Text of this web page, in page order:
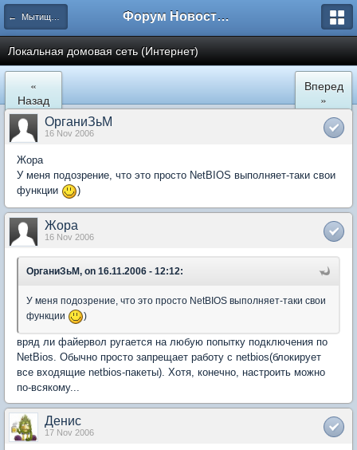
← Мытищи, Сукромка 21 Форум Новостройки
Локальная домовая сеть (Интернет)
«
Назад
Вперед
»
ОрганиЗьМ
16 Nov 2006
Жора
У меня подозрение, что это просто NetBIOS выполняет-таки свои
функции
)
Жора
16 Nov 2006
ОрганиЗьМ, on 16.11.2006 - 12:12:
У меня подозрение, что это просто NetBIOS выполняет-таки свои
функции
)
вряд ли файервол ругается на любую попытку подключения по
NetBios. Обычно просто запрещает работу с netbios(блокирует
все входящие netbios-пакеты). Хотя, конечно, настроить можно
по-всякому...
Денис
17 Nov 2006